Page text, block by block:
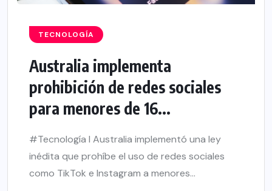
TECNOLOGÍA
Australia implementa
prohibición de redes sociales
para menores de 16...
#Tecnología l Australia implementó una ley
inédita que prohíbe el uso de redes sociales
como TikTok e Instagram a menores...